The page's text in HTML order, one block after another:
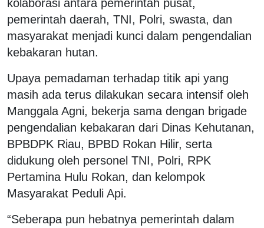
kolaborasi antara pemerintah pusat,
pemerintah daerah, TNI, Polri, swasta, dan
masyarakat menjadi kunci dalam pengendalian
kebakaran hutan.
Upaya pemadaman terhadap titik api yang
masih ada terus dilakukan secara intensif oleh
Manggala Agni, bekerja sama dengan brigade
pengendalian kebakaran dari Dinas Kehutanan,
BPBDPK Riau, BPBD Rokan Hilir, serta
didukung oleh personel TNI, Polri, RPK
Pertamina Hulu Rokan, dan kelompok
Masyarakat Peduli Api.
“Seberapa pun hebatnya pemerintah dalam